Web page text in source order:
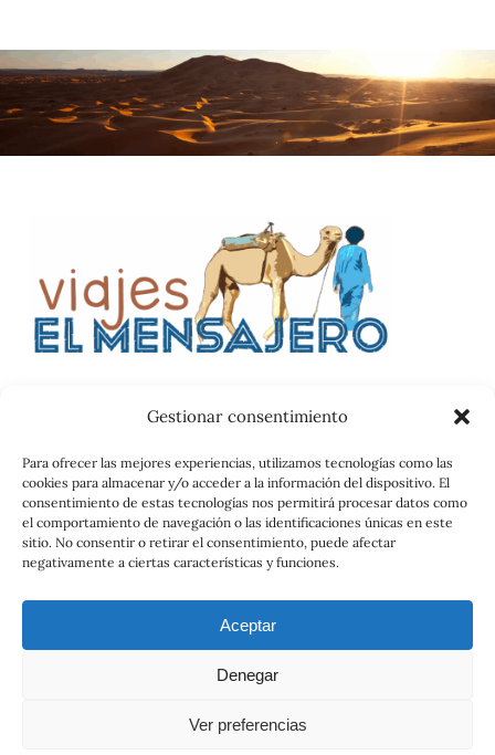
Gestionar consentimiento
Para ofrecer las mejores experiencias, utilizamos tecnologías como las
cookies para almacenar y/o acceder a la información del dispositivo. El
consentimiento de estas tecnologías nos permitirá procesar datos como
el comportamiento de navegación o las identificaciones únicas en este
sitio. No consentir o retirar el consentimiento, puede afectar
negativamente a ciertas características y funciones.
Aceptar
Denegar
Ver preferencias
Contrato
© 2026 Viajes el Mensajero. |maria@viajeselmensajero.com